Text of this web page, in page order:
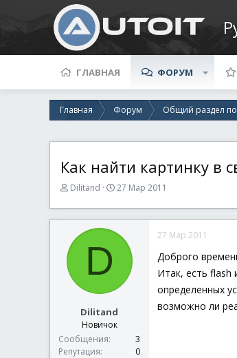
ГЛАВНАЯ ФОРУМ
Главная Форум Общий раздел
Как найти картинку в
А
т
р
т
м
ы
Dilitand
Д
т
н
л
27 Мар 2011
D
Dilitand
Новичок
Сообщения
3
Репутация
0
27 Мар 2011
Доброго
Итак, есть flash
определенных
возможно ли